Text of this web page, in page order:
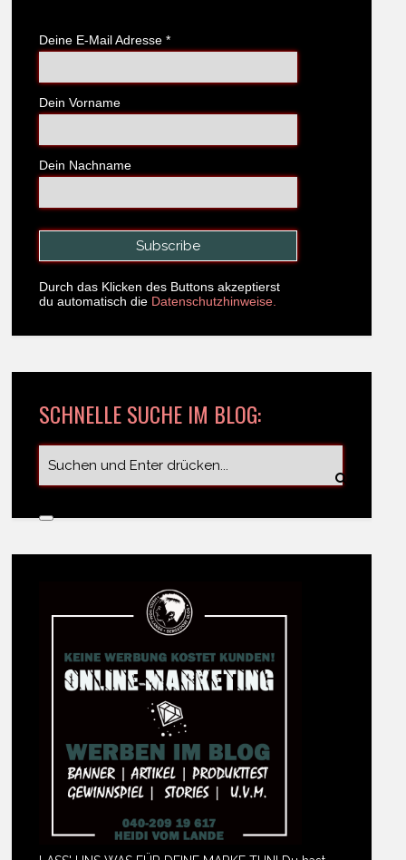
Deine E-Mail Adresse *
Dein Vorname
Dein Nachname
Durch das Klicken des Buttons akzeptierst
du automatisch die Datenschutzhinweise.
SCHNELLE SUCHE IM BLOG: